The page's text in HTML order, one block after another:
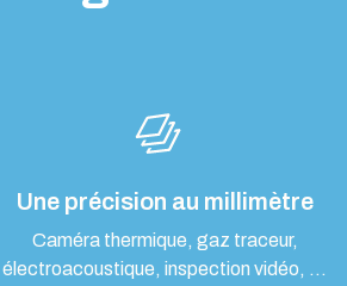
Une précision au millimètre
Caméra thermique, gaz traceur,
électroacoustique, inspection vidéo, …